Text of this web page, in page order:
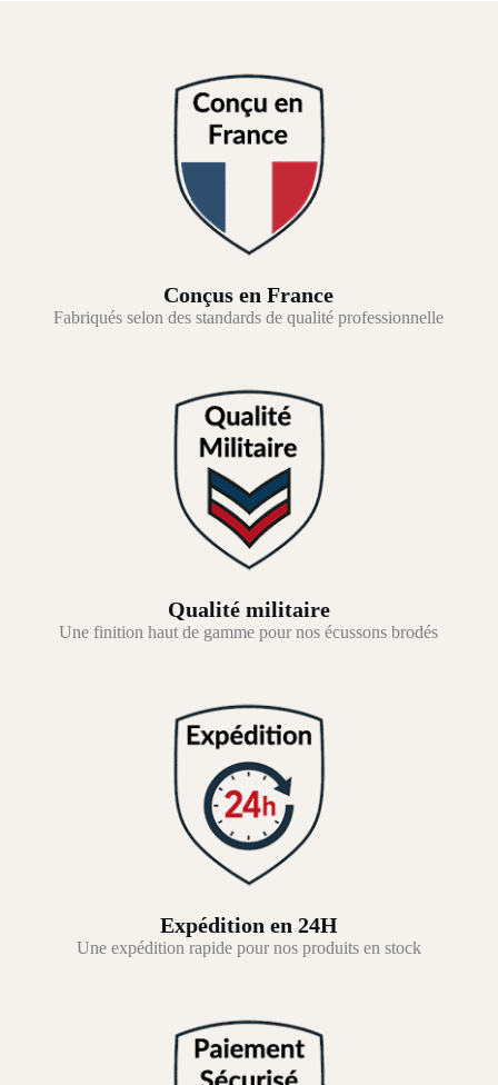
Conçus en France
Fabriqués selon des standards de qualité professionnelle
Qualité militaire
Une finition haut de gamme pour nos écussons brodés
Expédition en 24H
Une expédition rapide pour nos produits en stock